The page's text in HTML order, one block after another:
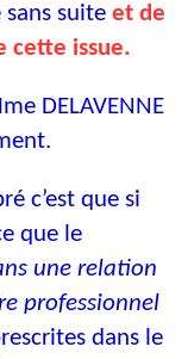
suite et de
cette issue.
DELAVENNE
c’est que si
que le
une relation
professionnel
dans le